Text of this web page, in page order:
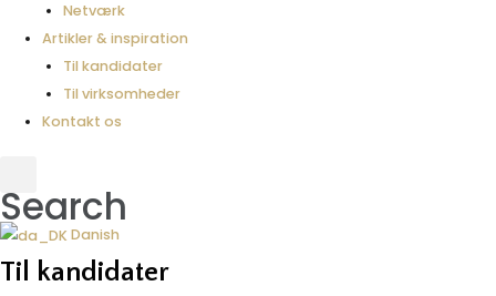
Netværk
Artikler & inspiration
Til kandidater
Til virksomheder
Kontakt os
Search
Danish
Til kandidater